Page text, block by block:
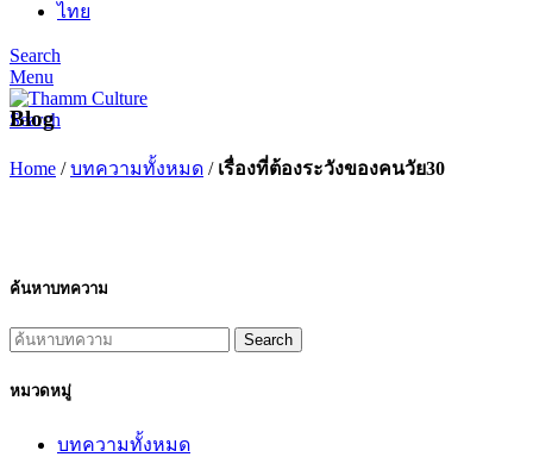
ไทย
Search
Menu
Search
Blog
Home /บทความทั้งหมด / เรื่องที่ต้องระวังของคนวัย30
ค้นหาบทความ
Search
หมวดหมู่
บทความทั้งหมด